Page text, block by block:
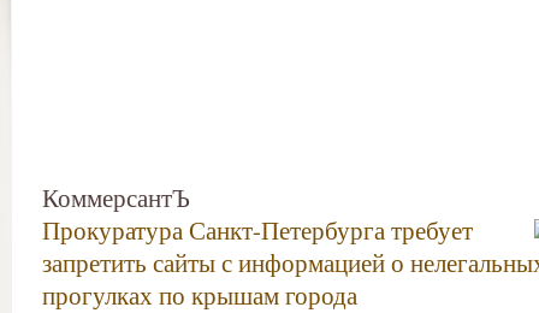
КоммерсантЪ
Прокуратура Санкт-Петербурга требует
запретить сайты с информацией о
прогулках по крышам города